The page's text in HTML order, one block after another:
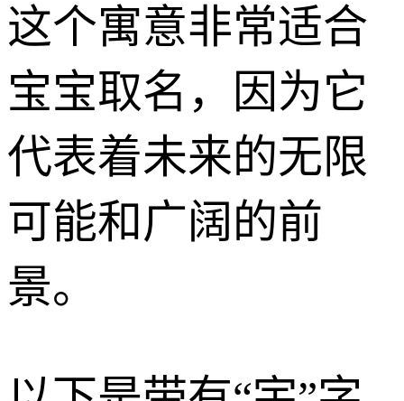
这个寓意非常适合
宝宝取名，因为它
代表着未来的无限
可能和广阔的前
景。